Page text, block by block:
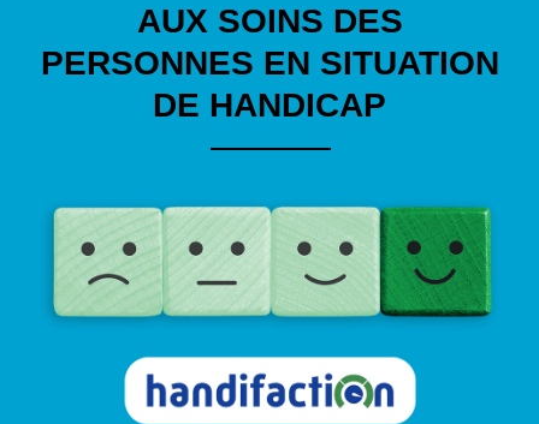
AUX SOINS DES
PERSONNES EN SITUATION
DE HANDICAP